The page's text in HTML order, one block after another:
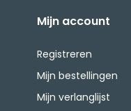
Mijn account
Registreren
Mijn bestellingen
Mijn verlanglijst